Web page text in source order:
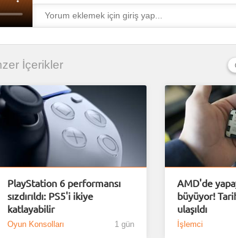
İçerikler
PlayStation 6 performansı
sızdırıldı: PS5'i ikiye
katlayabilir
Oyun Konsolları 1 gün
AMD'de
büyüyor!
ulaşıldı
İşlemci